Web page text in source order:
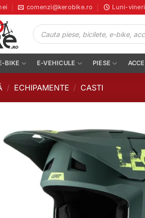
comenzi@kerobike.ro Luni-
Products
search
BIKE E-VEHICULE PIESE
/ ECHIPAMENTE / CASTI